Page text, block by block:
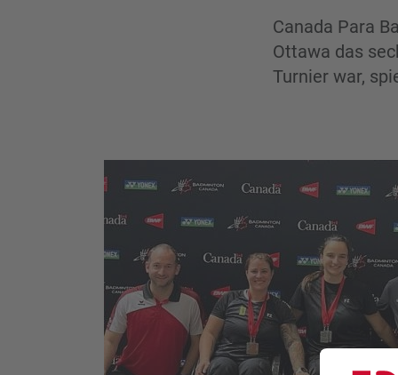
Canada Para
Ottawa das
Turnier war,